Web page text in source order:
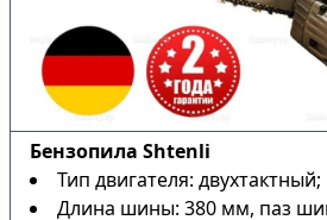
Бензопила Shtenli
Тип двигателя: двухтактный;
Длина шины: 380 мм, паз